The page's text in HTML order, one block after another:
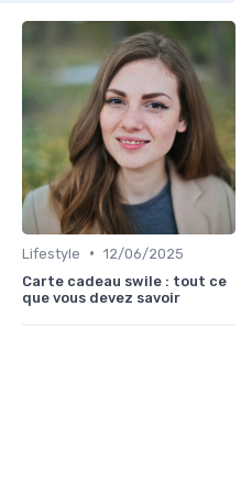
Lifestyle • 12/06/2025
Carte cadeau swile : tout ce
que vous devez savoir